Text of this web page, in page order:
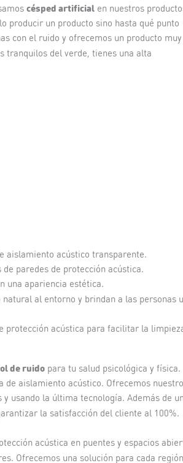
césped artificial en nuestros
producir un producto sino hasta qué punto
con el ruido y ofrecemos un producto muy
tranquilos del verde, tienes una alta
aislamiento acústico transparente.
paredes de protección acústica.
una apariencia estética.
al entorno y brindan a las personas
protección acústica para facilitar la
de ruido para tu salud psicológica y física.
aislamiento acústico. Ofrecemos
usando la última tecnología. Además de
la satisfacción del cliente al 100%.
acústica en puentes y espacios
Ofrecemos una solución para cada región